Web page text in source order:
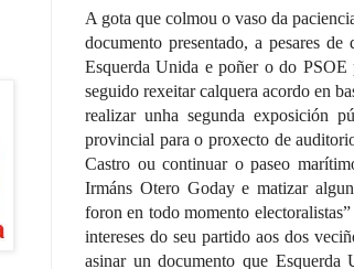
A gota que colmou o vaso da
documento presentado, a pesares
Esquerda Unida e poñer o do PSOE
seguido rexeitar calquera acordo en
realizar unha segunda exposición
provincial para o proxecto de
Castro ou continuar o paseo
Irmáns Otero Goday e matizar
foron en todo momento
intereses do seu partido aos dos
asinar un documento que Esquerda